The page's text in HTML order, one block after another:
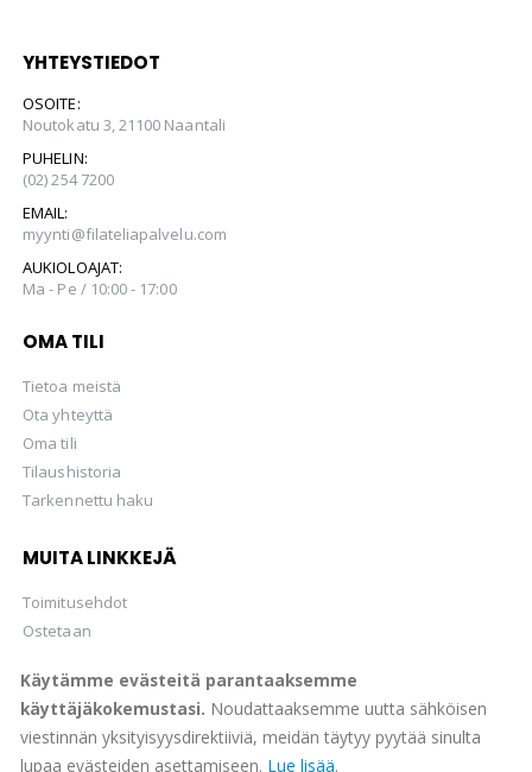
Käytämme evästeitä parantaaksemme
käyttäjäkokemustasi. Noudattaaksemme uutta sähköisen
viestinnän yksityisyysdirektiiviä, meidän täytyy pyytää sinulta
lupaa evästeiden asettamiseen. Lue lisää.
YHTEYSTIEDOT
OSOITE:
Noutokatu 3, 21100 Naantali
PUHELIN:
(02) 254 7200
EMAIL:
myynti@filateliapalvelu.com
AUKIOLOAJAT:
Ma - Pe / 10:00 - 17:00
OMA TILI
Tietoa meistä
Ota yhteyttä
Oma tili
Tilaushistoria
Tarkennettu haku
MUITA LINKKEJÄ
Toimitusehdot
Ostetaan